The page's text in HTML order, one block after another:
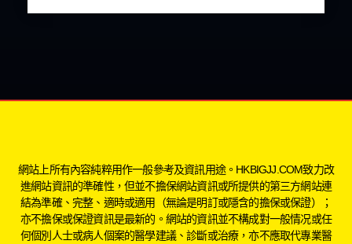
網站上所有內容純粹用作一般參考及資訊用途。HKBIGJJ.COM致力改
進網站資訊的準確性，但並不擔保網站資訊或所提供的第三方網站連
結為準確、完整、適時或適用（無論是明訂或隱含的擔保或保證）；
亦不擔保或保證資訊是最新的。網站的資訊並不構成對一般情况或任
何個別人士或病人個案的醫學建議、診斷或治療，亦不應取代專業醫